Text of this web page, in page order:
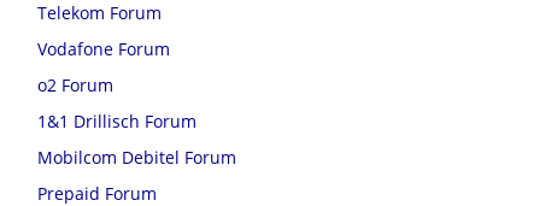
Telekom Forum
Vodafone Forum
o2 Forum
1&1 Drillisch Forum
Mobilcom Debitel Forum
Prepaid Forum